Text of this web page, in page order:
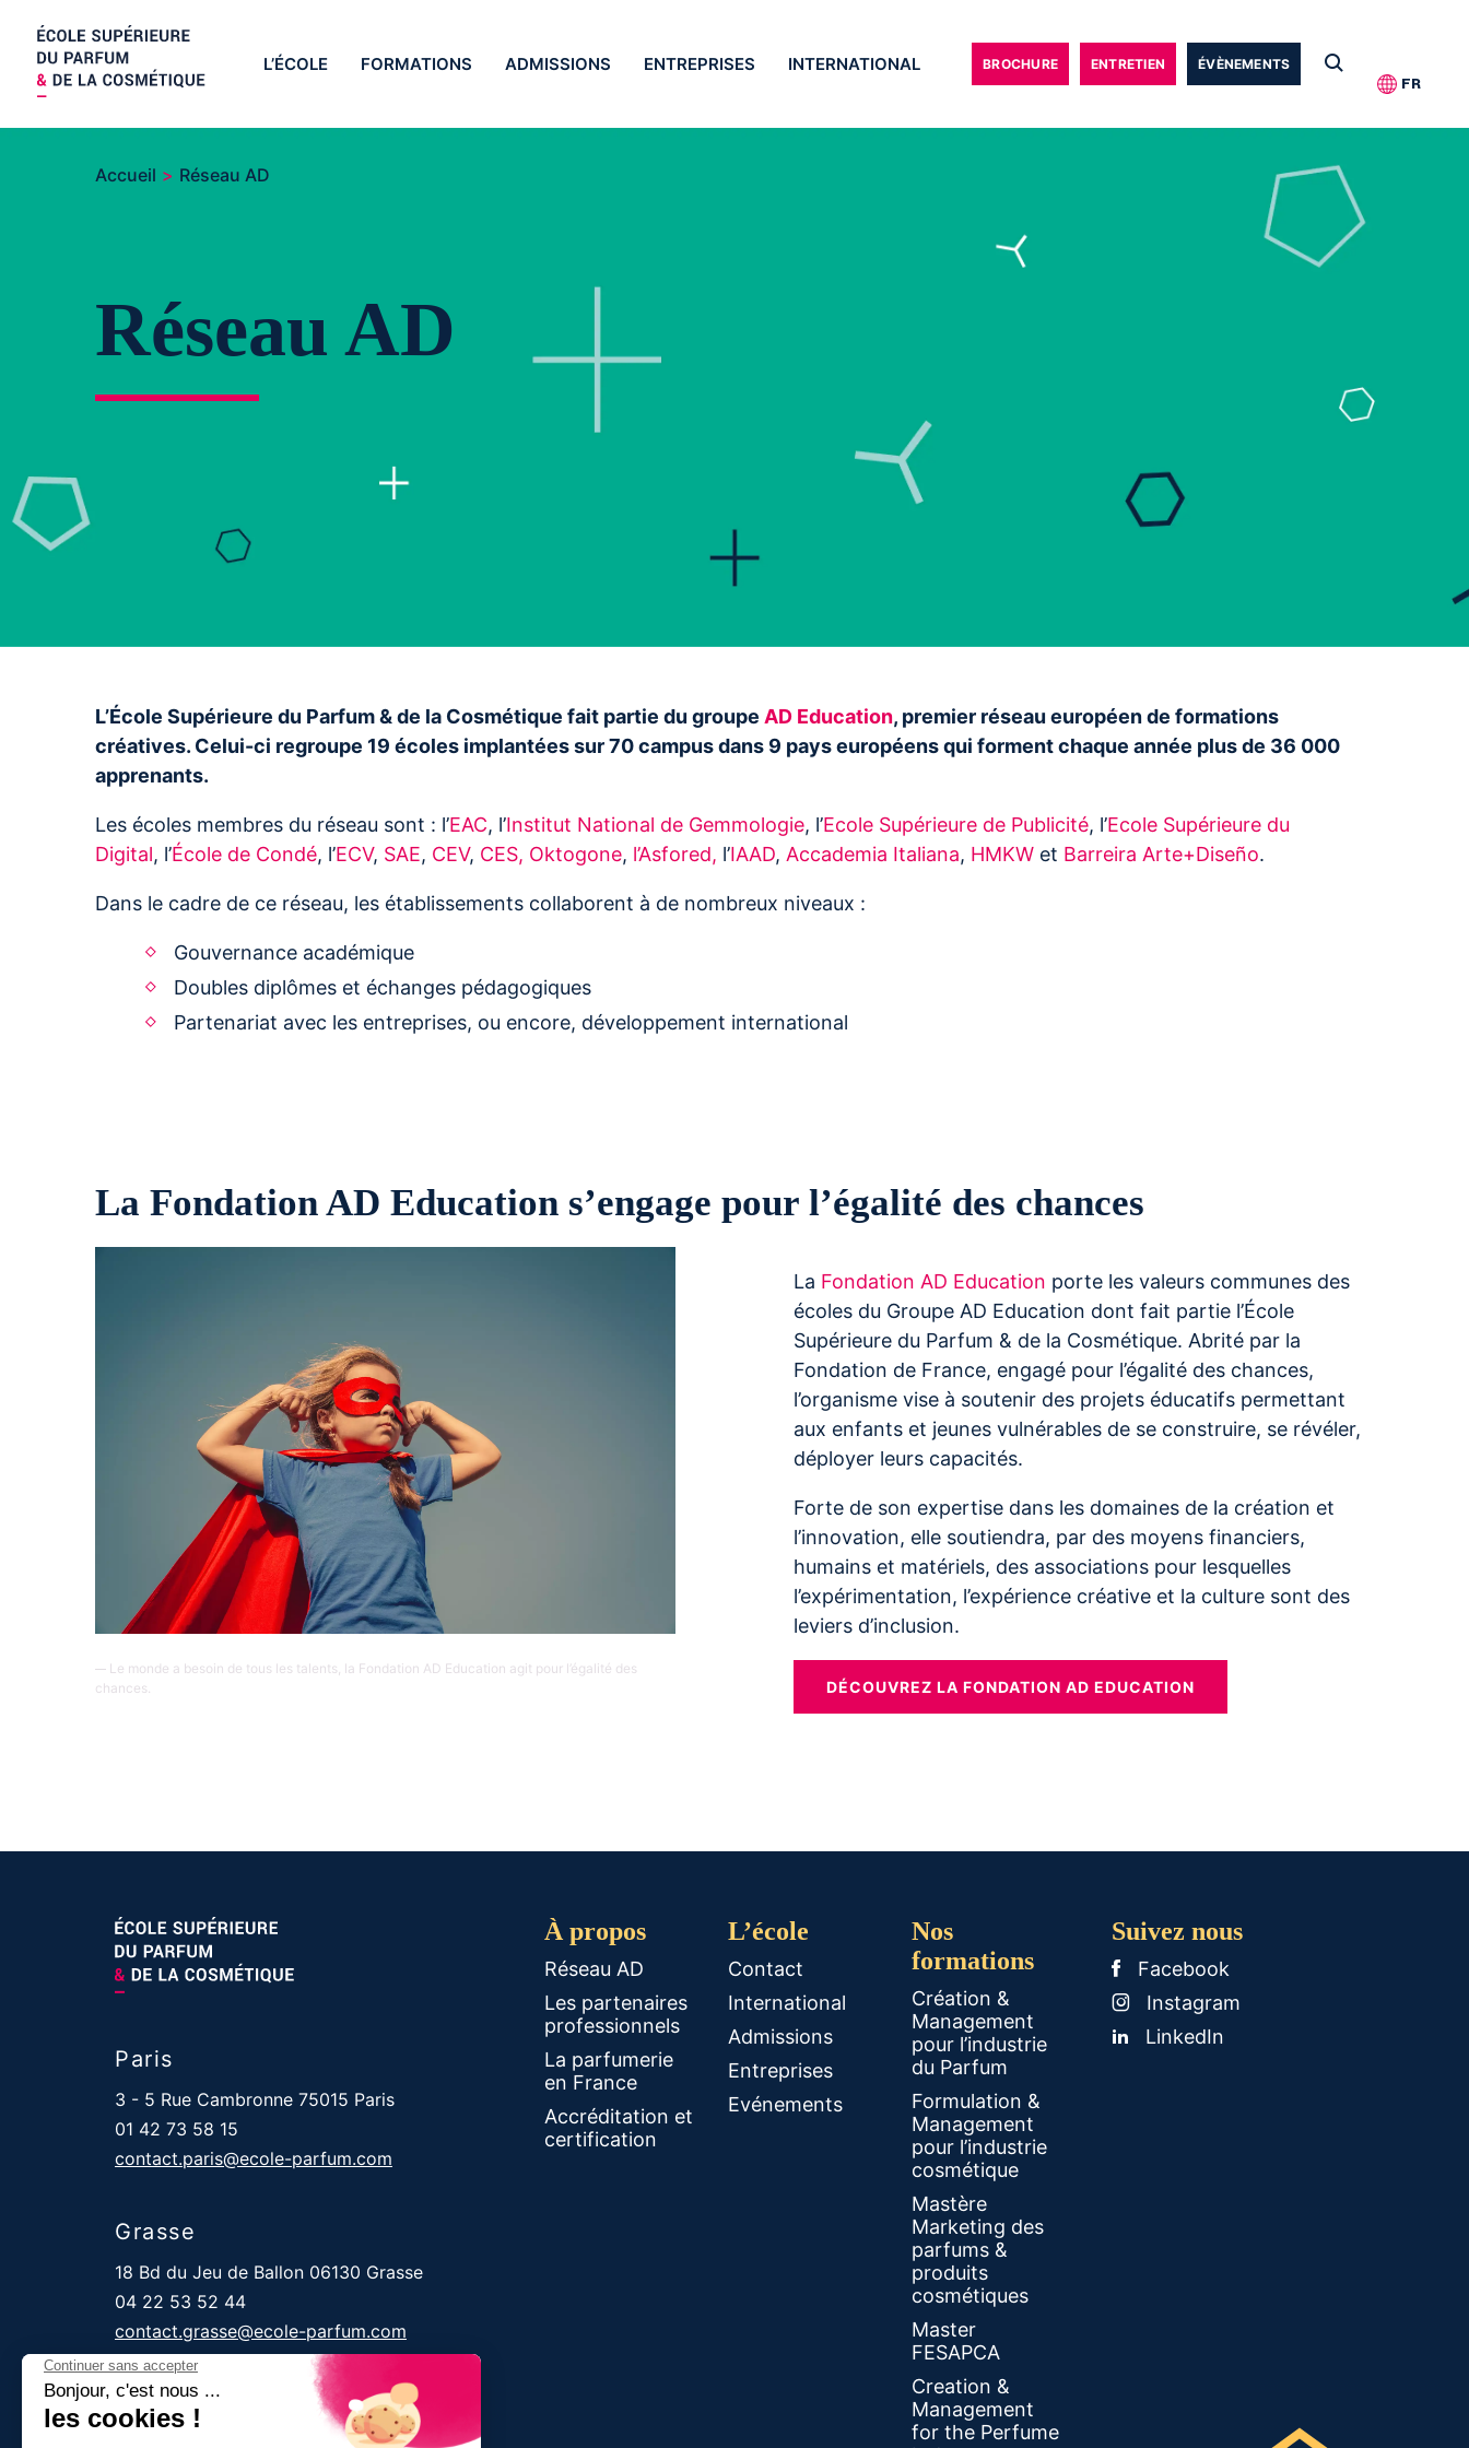
L’ÉCOLE FORMATIONS ADMISSIONS ENTREPRISES INTERNATIONAL BROCHURE ENTRETIEN ÉVÈNEMENTS
FR
Accueil Réseau AD
Réseau AD
L’École Supérieure du Parfum & de la Cosmétique fait partie du groupe AD Education, premier réseau européen de formations
créatives. Celui-ci regroupe 19 écoles implantées sur 70 campus dans 9 pays européens qui forment chaque année plus de 36 000
apprenants.
Les écoles membres du réseau sont : l’EAC, l’Institut National de Gemmologie, l’Ecole Supérieure de Publicité, l’Ecole Supérieure du
Digital, l’École de Condé, l’ECV, SAE, CEV, CES, Oktogone, l’Asfored, l’IAAD, Accademia Italiana, HMKW et Barreira Arte+Diseño.
Dans le cadre de ce réseau, les établissements collaborent à de nombreux niveaux :
Gouvernance académique
Doubles diplômes et échanges pédagogiques
Partenariat avec les entreprises, ou encore, développement international
La Fondation AD Education s’engage pour l’égalité des chances
Le monde a besoin de tous les talents, la Fondation AD Education agit pour l’égalité des
chances.
La Fondation AD Education porte les valeurs communes des
écoles du Groupe AD Education dont fait partie l’École
Supérieure du Parfum & de la Cosmétique. Abrité par la
Fondation de France, engagé pour l’égalité des chances,
l’organisme vise à soutenir des projets éducatifs permettant
aux enfants et jeunes vulnérables de se construire, se révéler,
déployer leurs capacités.
Forte de son expertise dans les domaines de la création et
l’innovation, elle soutiendra, par des moyens financiers,
humains et matériels, des associations pour lesquelles
l’expérimentation, l’expérience créative et la culture sont des
leviers d’inclusion.
DÉCOUVREZ LA FONDATION AD EDUCATION
Paris
3 - 5 Rue Cambronne 75015 Paris
01 42 73 58 15
contact.paris@ecole-parfum.com
Grasse
18 Bd du Jeu de Ballon 06130 Grasse
04 22 53 52 44
contact.grasse@ecole-parfum.com
À propos
Réseau AD
Les partenaires
professionnels
La parfumerie
en France
Accréditation et
certification
L’école
Contact
International
Admissions
Entreprises
Evénements
Nos
formations
Création &
Management
pour l’industrie
du Parfum
Formulation &
Management
pour l’industrie
cosmétique
Mastère
Marketing des
parfums &
produits
cosmétiques
Master
FESAPCA
Creation &
Management
for the Perfume
Suivez nous
Facebook
Instagram
LinkedIn